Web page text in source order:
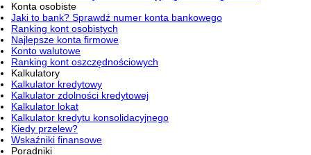
Konta osobiste
Jaki to bank? Sprawdź numer konta bankowego
Ranking kont osobistych
Najlepsze konta firmowe
Konto walutowe
Ranking kont oszczędnościowych
Kalkulatory
Kalkulator kredytowy
Kalkulator zdolności kredytowej
Kalkulator lokat
Kalkulator kredytu konsolidacyjnego
Kiedy przelew?
Wskaźniki finansowe
Poradniki